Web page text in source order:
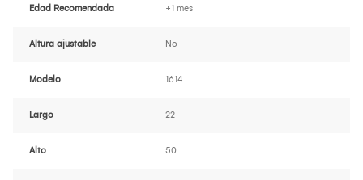
Edad Recomendada +1 mes
Altura ajustable No
Modelo 1614
Largo 22
Alto 50